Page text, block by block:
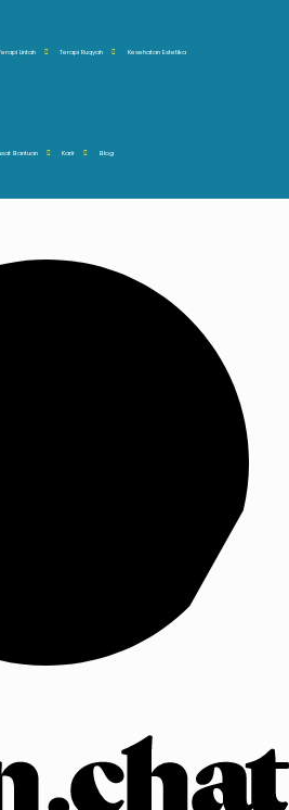
Lintah Terapi Ruqyah Kesehatan Estetika
Bantuan Karir Blog